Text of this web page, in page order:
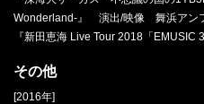
Wonderland-』 演出/映像 舞浜アン
『新田恵海 Live Tour 2018「
その他
[2016年]